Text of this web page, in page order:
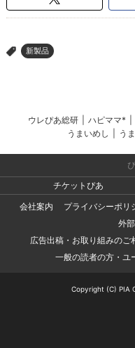
> 新製品
ウレぴあ総研 ハピママ*
うまいめし
う
チケットぴあ
会社案内
プライバシーポリ
外
広告出稿・お取り組みのご
一般の読者の方・ユ
Copyright (C) PIA